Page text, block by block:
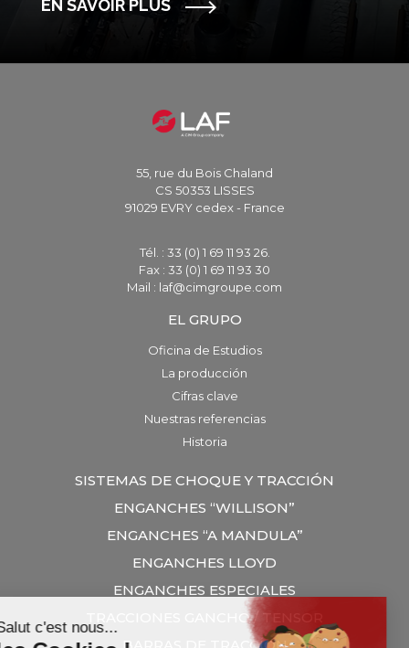
EN SAVOIR PLUS
55, rue du Bois Chaland
CS 50353 LISSES
91029 EVRY cedex - France
Tél. : 33 (0) 1 69 11 93 26.
Fax : 33 (0) 1 69 11 93 30
Mail : laf@cimgroupe.com
EL GRUPO
Oficina de Estudios
La producción
Cifras clave
Nuestras referencias
Historia
SISTEMAS DE CHOQUE Y TRACCIÓN
ENGANCHES “WILLISON”
ENGANCHES “A MANDULA”
ENGANCHES LLOYD
ENGANCHES ESPECIALES
TRACCIONES GANCHO / TENSOR